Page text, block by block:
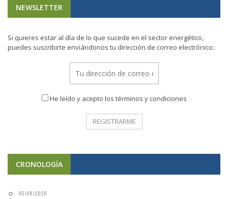
NEWSLETTER
Si quieres estar al día de lo que sucede en el sector energético,
puedes suscribirte enviándonos tu dirección de correo electrónico:
He leído y acepto los términos y condiciones
CRONOLOGÍA
05/08/2026